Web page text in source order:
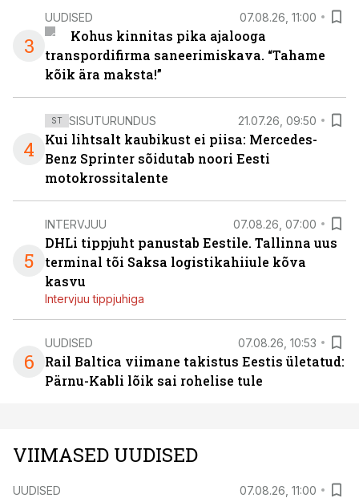
3
UUDISED 07.08.26, 11:00
Kohus kinnitas pika ajalooga
transpordifirma saneerimiskava. “Tahame
kõik ära maksta!”
4
ST SISUTURUNDUS 21.07.26, 09:50
Kui lihtsalt kaubikust ei piisa: Mercedes-
Benz Sprinter sõidutab noori Eesti
motokrossitalente
5
INTERVJUU 07.08.26, 07:00
DHLi tippjuht panustab Eestile. Tallinna uus
terminal tõi Saksa logistikahiiule kõva
kasvu
Intervjuu tippjuhiga
6
UUDISED 07.08.26, 10:53
Rail Baltica viimane takistus Eestis ületatud:
Pärnu-Kabli lõik sai rohelise tule
VIIMASED UUDISED
UUDISED 07.08.26, 11:00